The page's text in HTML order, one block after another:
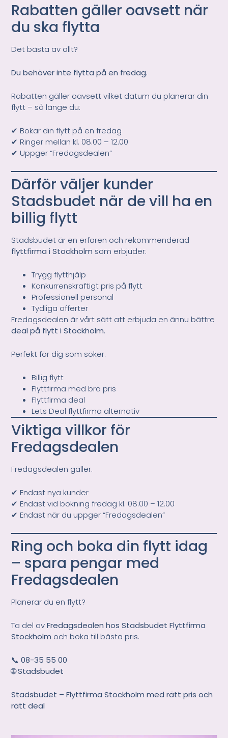
Rabatten gäller oavsett när
du ska flytta
Det bästa av allt?
Du behöver inte flytta på en fredag.
Rabatten gäller oavsett vilket datum du planerar din
flytt – så länge du:
✔ Bokar din flytt på en fredag
✔ Ringer mellan kl. 08.00 – 12.00
✔ Uppger “Fredagsdealen”
Därför väljer kunder
Stadsbudet när de vill ha en
billig flytt
Stadsbudet är en erfaren och rekommenderad
flyttfirma i Stockholm som erbjuder:
Trygg flytthjälp
Konkurrenskraftigt pris på flytt
Professionell personal
Tydliga offerter
Fredagsdealen är vårt sätt att erbjuda en ännu bättre
deal på flytt i Stockholm.
Perfekt för dig som söker:
Billig flytt
Flyttfirma med bra pris
Flyttfirma deal
Lets Deal flyttfirma alternativ
Viktiga villkor för
Fredagsdealen
Fredagsdealen gäller:
✔ Endast nya kunder
✔ Endast vid bokning fredag kl. 08.00 – 12.00
✔ Endast när du uppger “Fredagsdealen”
Ring och boka din flytt idag
– spara pengar med
Fredagsdealen
Planerar du en flytt?
Ta del avFredagsdealen hos Stadsbudet Flyttfirma
Stockholm och boka till bästa pris.
📞08-35 55 00
🌐Stadsbudet
Stadsbudet – Flyttfirma Stockholm med rätt pris och
rätt deal